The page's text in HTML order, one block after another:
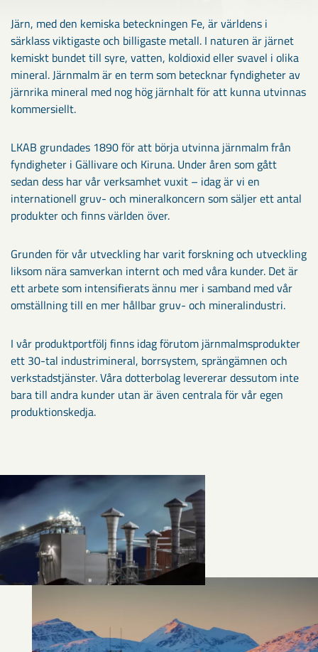
Järn, med den kemiska beteckningen Fe, är världens i
särklass viktigaste och billigaste metall. I naturen är järnet
kemiskt bundet till syre, vatten, koldioxid eller svavel i olika
mineral. Järnmalm är en term som betecknar fyndigheter av
järnrika mineral med nog hög järnhalt för att kunna utvinnas
kommersiellt.
LKAB grundades 1890 för att börja utvinna järnmalm från
fyndigheter i Gällivare och Kiruna. Under åren som gått
sedan dess har vår verksamhet vuxit – idag är vi en
internationell gruv- och mineralkoncern som säljer ett antal
produkter och finns världen över.
Grunden för vår utveckling har varit forskning och utveckling
liksom nära samverkan internt och med våra kunder. Det är
ett arbete som intensifierats ännu mer i samband med vår
omställning till en mer hållbar gruv- och mineralindustri.
I vår produktportfölj finns idag förutom järnmalmsprodukter
ett 30-tal industrimineral, borrsystem, sprängämnen och
verkstadstjänster. Våra dotterbolag levererar dessutom inte
bara till andra kunder utan är även centrala för vår egen
produktionskedja.